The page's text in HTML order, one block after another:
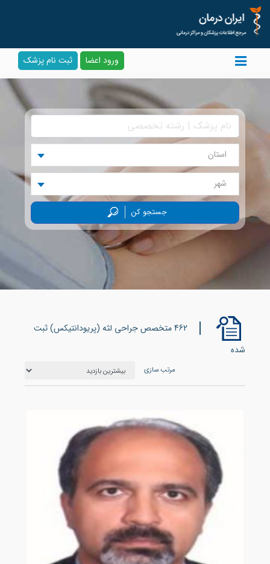
ورود اعضا ثبت نام پزشک
استان
شهر
جستجو کن
462 متخصص جراحی لثه (پریودانتیکس) ثبت
شده
مرتب سازی